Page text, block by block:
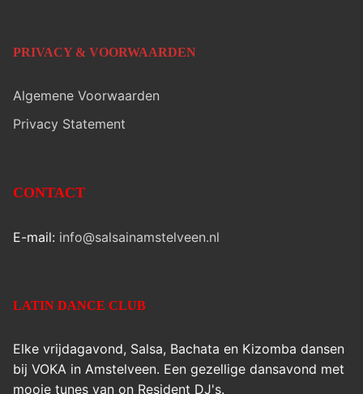
PRIVACY & VOORWAARDEN
Algemene Voorwaarden
Privacy Statement
CONTACT
E-mail: info@salsainamstelveen.nl
LATIN DANCE CLUB
Elke vrijdagavond, Salsa, Bachata en Kizomba dansen
bij VOKA in Amstelveen. Een gezellige dansavond met
mooie tunes van on Resident DJ's.